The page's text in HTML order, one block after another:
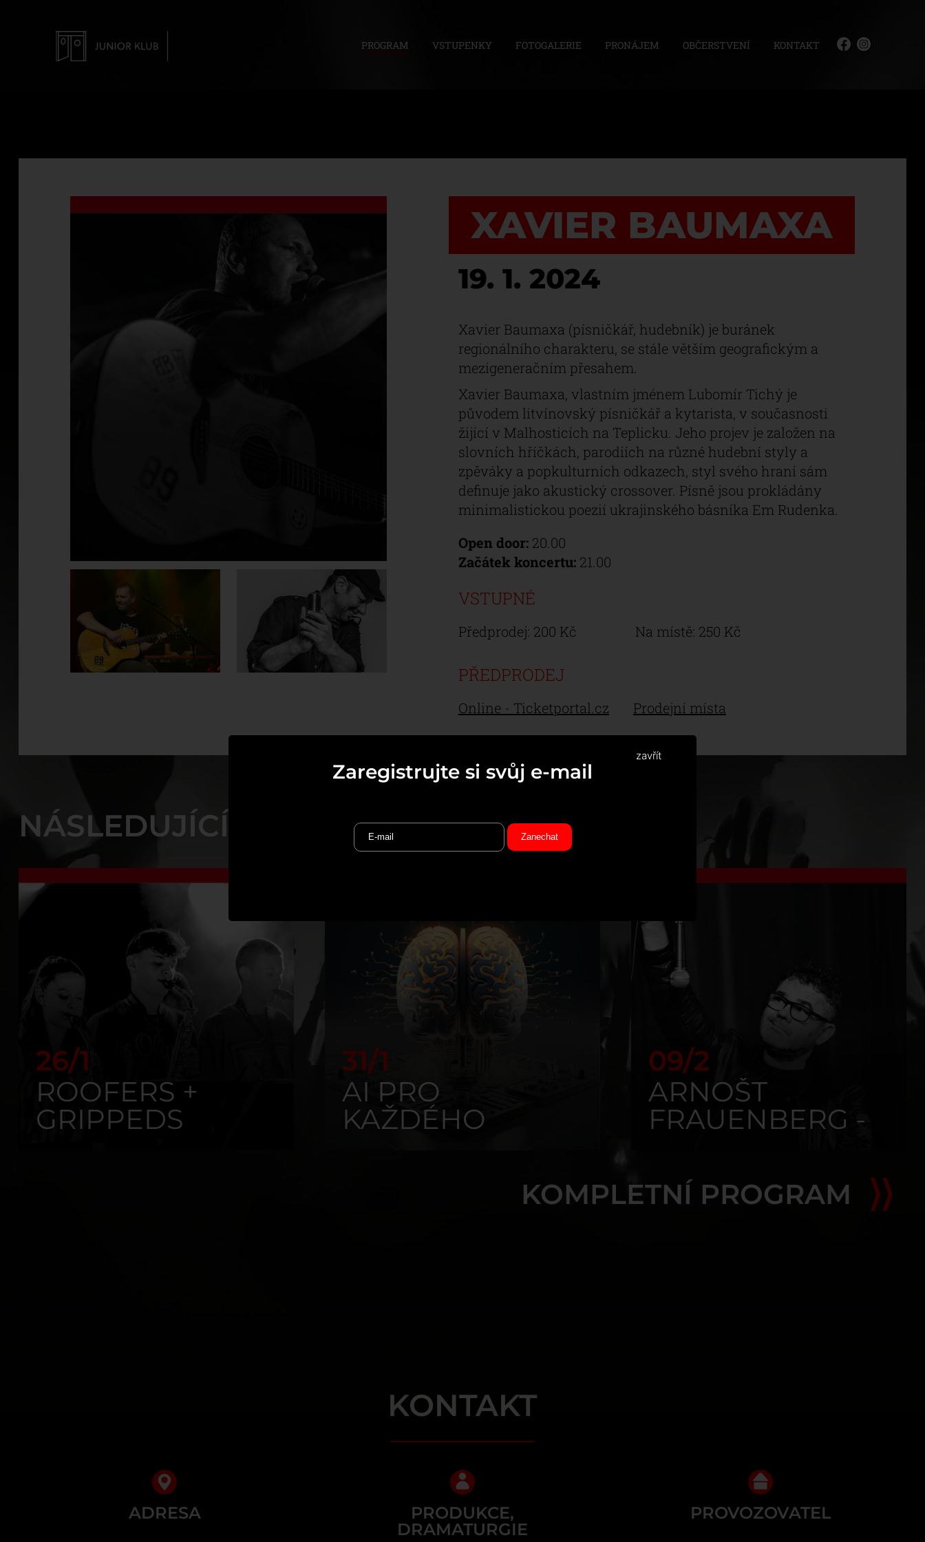
PROGRAM VSTUPENKY FOTOGALERIE PRONÁJEM OBČERSTVENÍ KONTAKT
XAVIER BAUMAXA
19. 1. 2024
Xavier Baumaxa (písničkář, hudebník) je buránek
regionálního charakteru, se stále větším geografickým a
mezigeneračním přesahem.
Xavier Baumaxa, vlastním jménem Lubomír Tichý je
původem litvínovský písničkář a kytarista, v současnosti
žijící v Malhosticích na Teplicku. Jeho projev je založen na
slovních hříčkách, parodiích na různé hudební styly a
zpěváky a popkulturních odkazech, styl svého hraní sám
definuje jako akustický crossover. Písně jsou prokládány
minimalistickou poezií ukrajinského básníka Em Rudenka.
Open door:20.00
Začátek koncertu:21.00
VSTUPNÉ
Předprodej: 200 Kč Na místě: 250 Kč
PŘEDPRODEJ
Online - Ticketportal.cz Prodejní místa
NÁSLEDUJÍCÍ AKCE
26/1
ROOFERS +
GRIPPEDS
31/1
AI PRO
KAŽDÉHO
09/2
ARNOŠT
FRAUENBERG -
KOMPLETNÍ PROGRAM
KONTAKT
ADRESA
PRODUKCE,
DRAMATURGIE
PROVOZOVATEL
zavřít
Zaregistrujte si svůj e-mail